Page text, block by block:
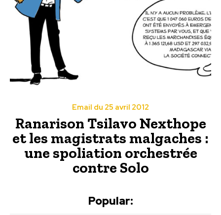
Email du 25 avril 2012
Ranarison Tsilavo Nexthope
et les magistrats malgaches :
une spoliation orchestrée
contre Solo
Popular: